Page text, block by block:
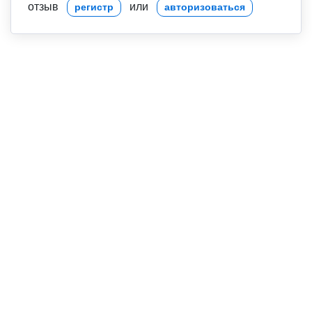
отзыв
регистр или авторизоваться